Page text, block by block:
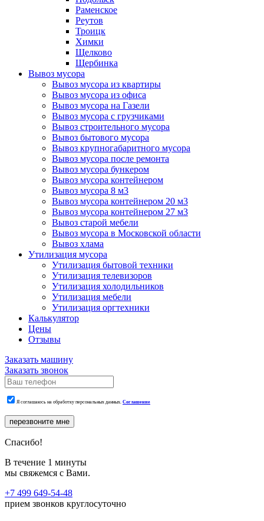
Раменское
Реутов
Троицк
Химки
Щелково
Щербинка
Вывоз мусора
Вывоз мусора из квартиры
Вывоз мусора из офиса
Вывоз мусора на Газели
Вывоз мусора с грузчиками
Вывоз строительного мусора
Вывоз бытового мусора
Вывоз крупногабаритного мусора
Вывоз мусора после ремонта
Вывоз мусора бункером
Вывоз мусора контейнером
Вывоз мусора 8 м3
Вывоз мусора контейнером 20 м3
Вывоз мусора контейнером 27 м3
Вывоз старой мебели
Вывоз мусора в Московской области
Вывоз хлама
Утилизация мусора
Утилизация бытовой техники
Утилизация телевизоров
Утилизация холодильников
Утилизация мебели
Утилизация оргтехники
Калькулятор
Цены
Отзывы
Заказать машину
Заказать звонок
Я соглашаюсь на обработку персональных данных. Соглашение
перезвоните мне
Спасибо!
В течение 1 минуты
мы свяжемся с Вами.
+7 499 649-54-48
прием звонков круглосуточно